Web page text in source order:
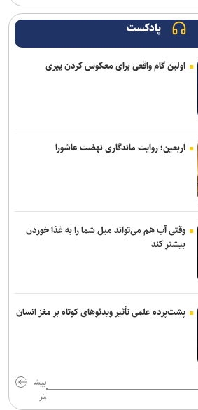
با وجود آسیب به زیرساخت‌ها ادامه دارد
از امروز برای سه دهک نخست
برای بازنشستگی بر اساس قانون برنامه هفتم
پادکست
اولین گام واقعی برای معکوس کردن پیری
اربعین؛ روایت ماندگاری نهضت عاشورا
وقتی آب هم می‌تواند میل شما را به غذا خوردن
بیشتر کند
پشت‌پرده علمی تأثیر ویدئو‌های کوتاه بر مغز انسان
بیش
تر